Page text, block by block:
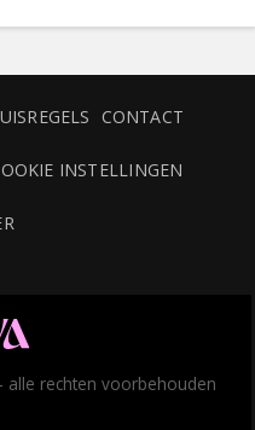
CONTACT
INSTELLINGEN
alle rechten voorbehouden